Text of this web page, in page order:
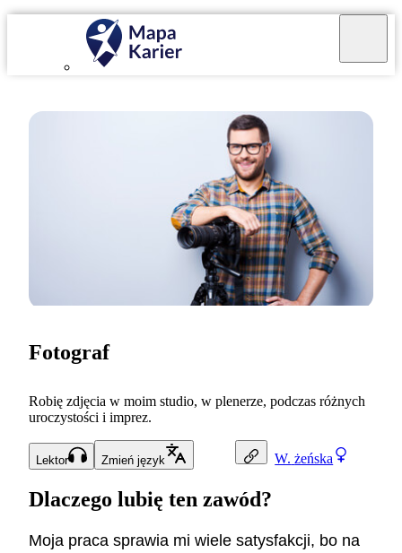
W. żeńska
Fotograf
Robię zdjęcia w moim studio, w plenerze, podczas różnych
uroczystości i imprez.
Lektor Zmień język
Dlaczego lubię ten zawód?
Moja praca sprawia mi wiele satysfakcji, bo na